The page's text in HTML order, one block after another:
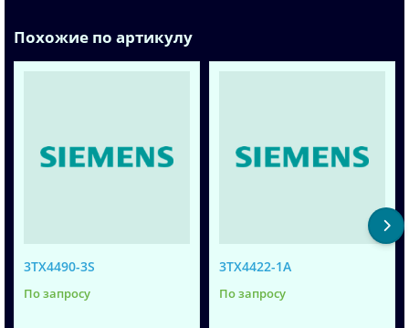
Похожие по артикулу
3TX4490-3S
По запросу
3TX4422-1A
По запросу